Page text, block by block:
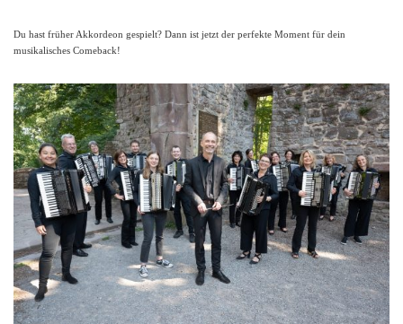
Du hast früher Akkordeon gespielt? Dann ist jetzt der perfekte Moment für dein
musikalisches Comeback!